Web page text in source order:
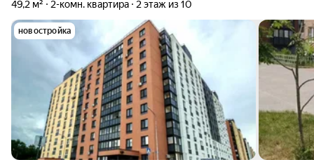
49,2 м² 2-комн. квартира 2 этаж из 10
новостройка